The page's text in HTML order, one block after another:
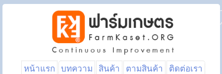
หน้าแรก บทความ สินค้า ตามสินค้า
ติดต่อเรา